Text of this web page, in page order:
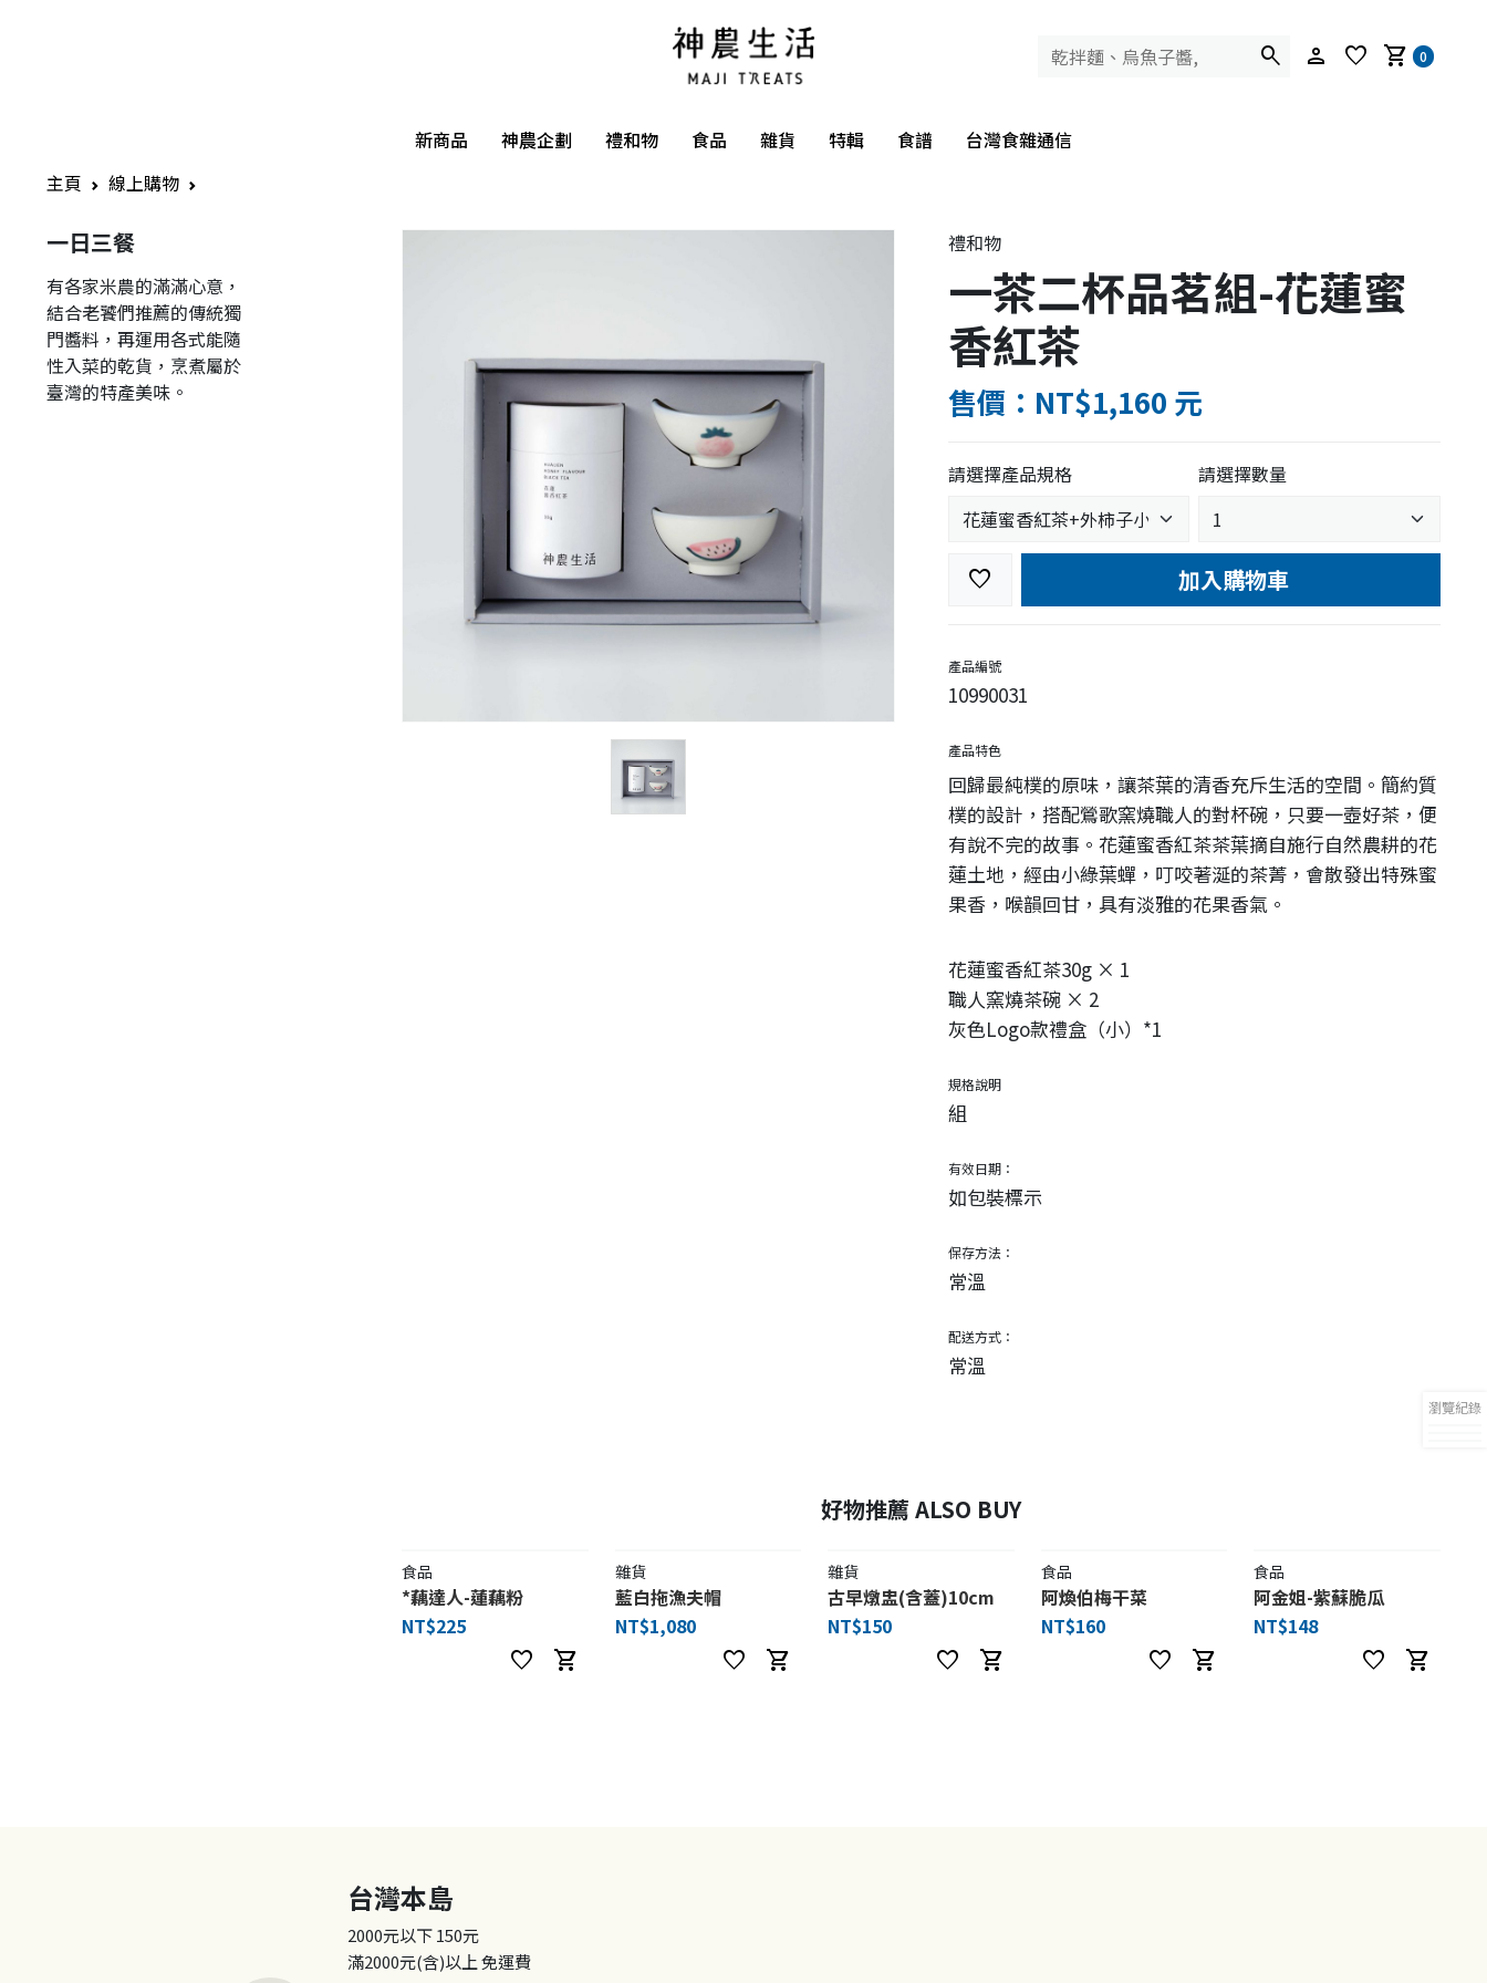
search person favorite shopping_cart 0
新商品 神農企劃 禮和物 食品 雜貨 特輯 食譜
台灣食雜通信
主頁
線上購物
一日三餐
有各家米農的滿滿心意，
結合老饕們推薦的傳統獨
門醬料，再運用各式能隨
性入菜的乾貨，烹煮屬於
臺灣的特產美味。
禮和物
一茶二杯品茗組-花蓮蜜
香紅茶
售價：NT$1,160 元
請選擇產品規格 請選擇數量
favorite 加入購物車
產品編號
10990031
產品特色
回歸最純樸的原味，讓茶葉的清香充斥生活的空間。簡約質
樸的設計，搭配鶯歌窯燒職人的對杯碗，只要一壺好茶，便
有說不完的故事。花蓮蜜香紅茶茶葉摘自施行自然農耕的花
蓮土地，經由小綠葉蟬，叮咬著涎的茶菁，會散發出特殊蜜
果香，喉韻回甘，具有淡雅的花果香氣。
花蓮蜜香紅茶30g × 1
職人窯燒茶碗 × 2
灰色Logo款禮盒（小）*1
規格說明
組
有效日期：
如包裝標示
保存方法：
常溫
配送方式：
常溫
瀏覽紀錄
好物推薦 ALSO BUY
食品
*藕達人-蓮藕粉
NT$225
favorite shopping_cart
雜貨
藍白拖漁夫帽
NT$1,080
favorite shopping_cart
雜貨
古早燉盅(含蓋)10cm
NT$150
favorite shopping_cart
食品
阿煥伯梅干菜
NT$160
favorite shopping_cart
食品
阿金姐-紫蘇脆瓜
NT$148
favorite shopping_cart
台灣本島
2000元以下150元
滿2000元(含)以上免運費